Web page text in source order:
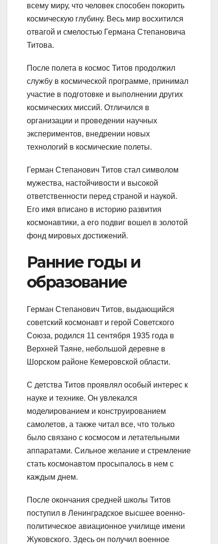
всему миру, что человек способен покорить
космическую глубину. Весь мир восхитился
отвагой и смелостью Германа Степановича
Титова.
После полета в космос Титов продолжил
службу в космической программе, принимал
участие в подготовке и выполнении других
космических миссий. Отличился в
организации и проведении научных
экспериментов, внедрении новых
технологий в космические полеты.
Герман Степанович Титов стал символом
мужества, настойчивости и высокой
ответственности перед страной и наукой.
Его имя вписано в историю развития
космонавтики, а его подвиг вошел в золотой
фонд мировых достижений.
Ранние годы и
образование
Герман Степанович Титов, выдающийся
советский космонавт и герой Советского
Союза, родился 11 сентября 1935 года в
Верхней Таяне, небольшой деревне в
Шорском районе Кемеровской области.
С детства Титов проявлял особый интерес к
науке и технике. Он увлекался
моделированием и конструированием
самолетов, а также читал все, что только
было связано с космосом и летательными
аппаратами. Сильное желание и стремление
стать космонавтом просыпалось в нем с
каждым днем.
После окончания средней школы Титов
поступил в Ленинградское высшее военно-
политическое авиационное училище имени
Жуковского. Здесь он получил военное